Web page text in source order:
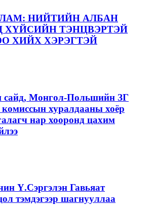
НИЙТИЙН АЛБАН
ХҮЙСИЙН ТЭНЦВЭРТЭЙ
ХИЙХ ХЭРЭГТЭЙ
Монгол-Польшийн ЗГ
хуралдааны хоёр
нар хооронд цахим
Ү.Сэргэлэн Гавьяат
тэмдэгээр шагнууллаа